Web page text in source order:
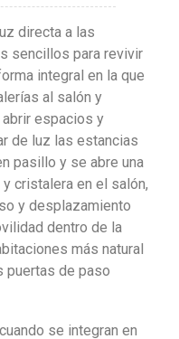
directa a las
sencillos para revivir
integral en la que
al salón y
espacios y
de luz las estancias
pasillo y se abre una
cristalera en el salón,
y desplazamiento
dentro de la
más natural
puertas de paso
se integran en